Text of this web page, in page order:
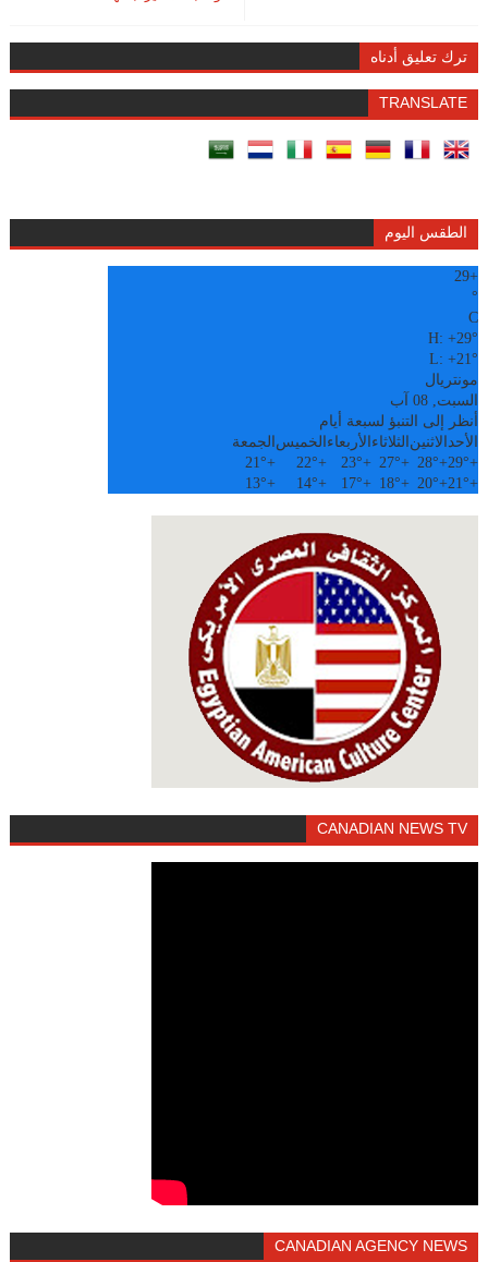
ترك تعليق أدناه
TRANSLATE
الطقس اليوم
+
29
°
C
H:+29°
L:+21°
مونتريال
السبت, 08 آب
أنظر إلى التنبؤ لسبعة أيام
الأحدالاثنين الثلاثاء الأربعاء الخميس الجمعة
+
29°
+
28°
+
27°
+
23°
+
22°
+
21°
+
21°
+
20°
+
18°
+
17°
+
14°
+
13°
CANADIAN NEWS TV
CANADIAN AGENCY NEWS